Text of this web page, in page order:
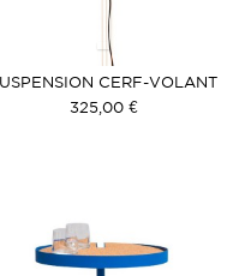
CERF-VOLANT
325,00 €